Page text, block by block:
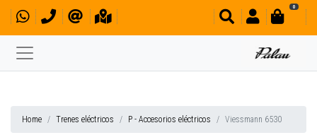
0
Home Trenes eléctricos P - Accesorios eléctricos Viessmann 6530